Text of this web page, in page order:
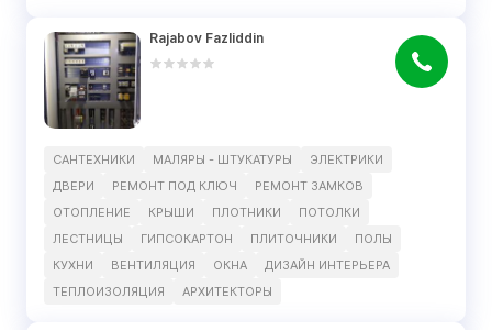
Rajabov Fazliddin
САНТЕХНИКИ МАЛЯРЫ - ШТУКАТУРЫ
ЭЛЕКТРИКИ
ДВЕРИ
РЕМОНТ ПОД КЛЮЧ
РЕМОНТ ЗАМКОВ
ОТОПЛЕНИЕ
КРЫШИ ПЛОТНИКИ
ПОТОЛКИ
ЛЕСТНИЦЫ
ГИПСОКАРТОН ПЛИТОЧНИКИ
ПОЛЫ
КУХНИ
ВЕНТИЛЯЦИЯ ОКНА
ДИЗАЙН ИНТЕРЬЕРА
ТЕПЛОИЗОЛЯЦИЯ
АРХИТЕКТОРЫ